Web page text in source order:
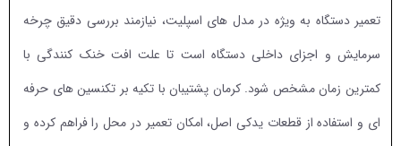
تعمیر دستگاه به ویژه در مدل های اسپلیت، نیازمند بررسی دقیق چرخه
سرمایش و اجزای داخلی دستگاه است تا علت افت خنک کنندگی با
کمترین زمان مشخص شود. کرمان پشتیبان با تکیه بر تکنسین های حرفه
ای و استفاده از قطعات یدکی اصل، امکان تعمیر در محل را فراهم کرده و